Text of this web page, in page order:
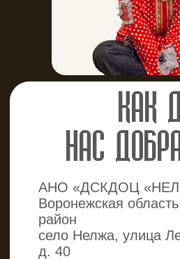
КРУГОВОРОТ
ПРИКЛЮЧЕНИЙ
ГОД
Согласие посетителя на
персональных данных
Политика в отношении
персональных данных
Пользовательское
Афиша Направления Для групп
+7 (473) 233-07-
info@nelzha.ru